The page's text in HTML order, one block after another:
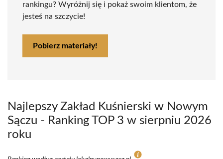
rankingu? Wyróżnij się i pokaż swoim klientom, że
jesteś na szczycie!
Pobierz materiały!
Najlepszy Zakład Kuśnierski w Nowym
Sączu - Ranking TOP 3 w sierpniu 2026
roku